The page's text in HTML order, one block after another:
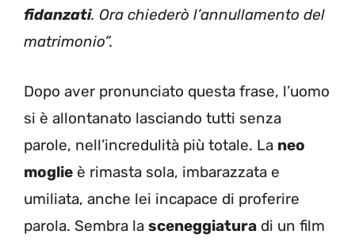
fidanzati. Ora chiederò l’annullamento del
matrimonio”.
Dopo aver pronunciato questa frase, l’uomo
si è allontanato lasciando tutti senza
parole, nell’incredulità più totale. La neo
moglie è rimasta sola, imbarazzata e
umiliata, anche lei incapace di proferire
parola. Sembra la sceneggiatura di un film